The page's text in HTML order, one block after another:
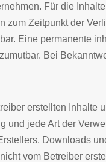
Für die
zum Zeitpunkt der
Eine permanente
Bei
erstellten Inhalte
und jede Art der
Downloads
vom Betreiber